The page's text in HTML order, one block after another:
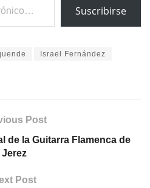
Suscribirse
Israel Fernández
Post
de la Guitarra Flamenca de
Jerez
Post